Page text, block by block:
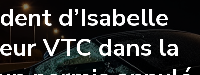
d’Isabelle
VTC dans la